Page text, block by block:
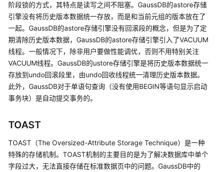
发
指
南
（分
_V2.0-
8.x）
开
指
（集
中
式
阶段锁的方式，其特点是读写之间不阻塞。 GaussDB的astore存储
引擎没有将历史版本数据统一存放，而是和当前元组的版本放在了
一起。 GaussDB的astore存储引擎没有回滚段的概念，但是为了定
期清除历史版本数据， GaussDB的astore存储引擎引入了VACUUM
线程。一般情况下，除非用户要做性能调优，否则不用特别关注
VACUUM线程。 GaussDB的ustore存储引擎是将历史版本数据统一
存放到undo回滚段里，由undo回收线程统一清理历史版本数据。
此外， GaussDB对于单语句查询（没有使用BEGIN等语句显示启动
事务块）是自动提交事务的。
TOAST
TOAST（The Oversized-Attribute Storage Technique）是一种
特殊的存储机制。TOAST机制的主要目的是为了解决数据库中单个
字段过大，无法直接存储在标准数据页中的问题。GaussDB中的